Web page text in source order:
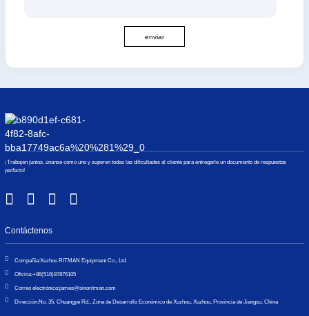
enviar
¡Trabajen juntos, únanse como uno y superen todas las dificultades al cliente para entregarle un documento de respuestas
perfecto!
Contáctenos
Compañía:Xuzhou RITMAN Equipment Co., Ltd.
Oficina:+86(516)87876105
Correo electrónico:james@sinoritman.com
Dirección:No. 35, Chuangye Rd., Zona de Desarrollo Económico de Xuzhou, Xuzhou, Provincia de Jiangsu, China